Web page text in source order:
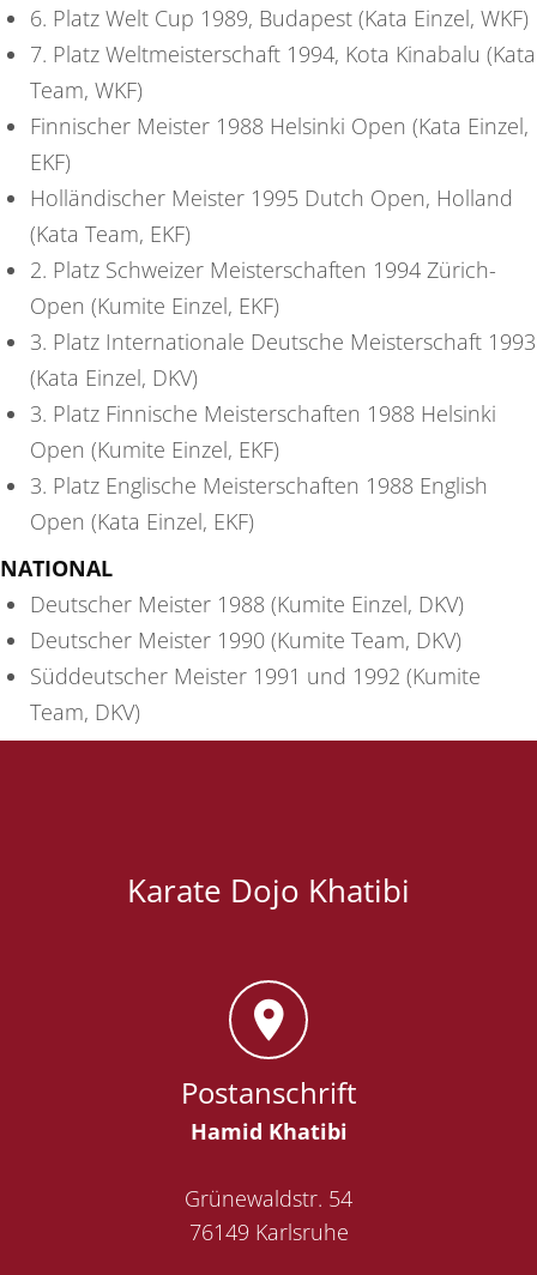
6. Platz Welt Cup 1989, Budapest (Kata Einzel, WKF)
7. Platz Weltmeisterschaft 1994, Kota Kinabalu (Kata
Team, WKF)
Finnischer Meister 1988 Helsinki Open (Kata Einzel,
EKF)
Holländischer Meister 1995 Dutch Open, Holland
(Kata Team, EKF)
2. Platz Schweizer Meisterschaften 1994 Zürich-
Open (Kumite Einzel, EKF)
3. Platz Internationale Deutsche Meisterschaft 1993
(Kata Einzel, DKV)
3. Platz Finnische Meisterschaften 1988 Helsinki
Open (Kumite Einzel, EKF)
3. Platz Englische Meisterschaften 1988 English
Open (Kata Einzel, EKF)
NATIONAL
Deutscher Meister 1988 (Kumite Einzel, DKV)
Deutscher Meister 1990 (Kumite Team, DKV)
Süddeutscher Meister 1991 und 1992 (Kumite
Team, DKV)
Karate Dojo Khatibi
Postanschrift
Hamid Khatibi
Grünewaldstr. 54
76149 Karlsruhe